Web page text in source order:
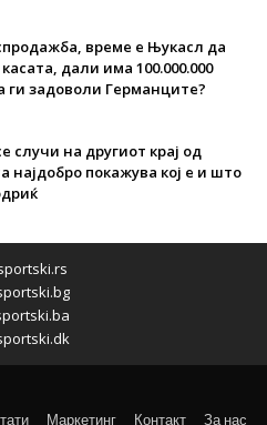
време е Њукасл да
дали има 100.000.000
ги задоволи Германците?
случи на другиот крај од
најдобро покажува кој е и што
Маркетинг Контакт За нас